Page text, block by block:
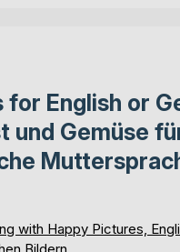
English or
und Gemüse
with Happy Pictures,
Bildern